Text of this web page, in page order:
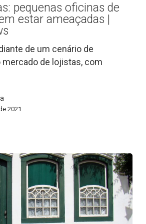
pequenas oficinas de
estar ameaçadas |
de um cenário de
de lojistas, com
2021